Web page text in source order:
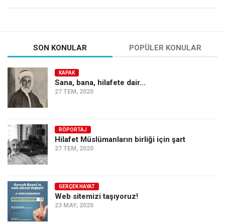
Sağlık
Gıda-Beslenme
Hayat
Türkiye
Dünya
Avrupa
Afrika
İslam Dünyası
SON KONULAR POPÜLER KONULAR
KAPAK
Sana, bana, hilafete dair…
27 TEM, 2020
RÖPORTAJ
Hilafet Müslümanların birliği için şart
27 TEM, 2020
GERÇEK HAYAT
Web sitemizi taşıyoruz!
23 MAY, 2020